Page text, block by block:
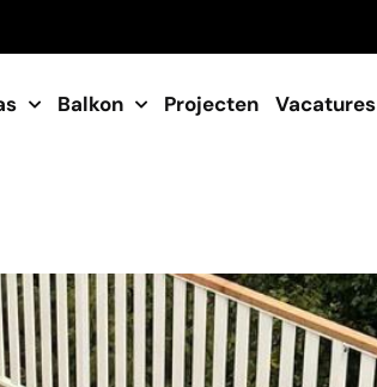
Balkon Projecten Vacatures